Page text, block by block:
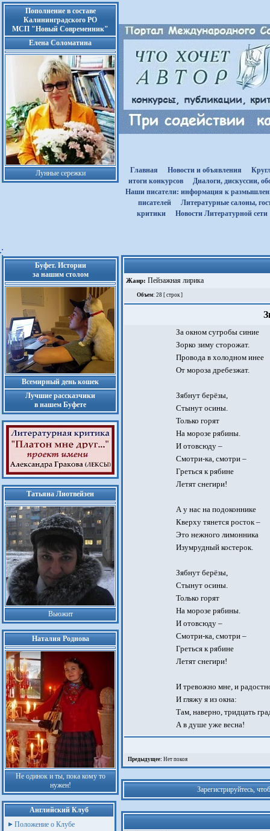
Пополнение в составе
Калининградского РО
МСП "Новый Современник"
Елена Соломатина
Лунные сережки Главная Новости и объявления
итоги конкурсов
Диалоги, дискуссии,
Наши писатели: информация к
писателей
Литературные салоны,
критики
Новости Литературной сети
Буфет. Истории
за нашим столом
Всемирный день кошек
Лучшие рассказчики
в нашем Буфете
Татьяна Лиотвейзен
Вьюжит
Наталия Роднова
Не одинок и ты, пока кому то
нужен!
Английский Клуб
Положение о Клубе
Жанр: Пейзажная лирика
Объем: 28 [ строк ]
За окном сугробы синие
Зорко зиму сторожат.
Провода в холодном инее
От мороза дребезжат.
Зябнут берёзы,
Стынут осины.
Только горят
На морозе рябины.
И отовсюду –
Смотри-ка, смотри –
Греться к рябине
Летят снегири!
А у нас на подоконнике
Кверху тянется росток –
Это нежного лимонника
Изумрудный костерок.
Зябнут берёзы,
Стынут осины.
Только горят
На морозе рябины.
И отовсюду –
Смотри-ка, смотри –
Греться к рябине
Летят снегири!
И тревожно мне, и
И гляжу я из окна:
Там, наверно, тридцать
А в душе уже весна!
Предыдущее: Нет покоя
Зарегистрируйтесь,